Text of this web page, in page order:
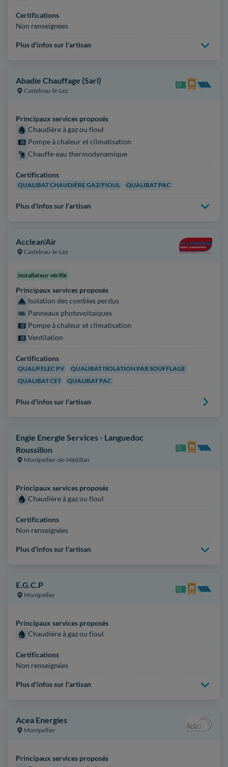
Certifications
Non renseignées
Plus d'infos sur l'artisan
Abadie Chauffage (Sarl)
Castelnau-le-Lez
Principaux services proposés
Chaudière à gaz ou fioul
Pompe à chaleur et climatisation
Chauffe-eau thermodynamique
Certifications
QUALIBAT CHAUDIÈRE GAZ/FIOUL QUALIBAT PAC
Plus d'infos sur l'artisan
Acclean'Air
Castelnau-le-Lez
installateur vérifié
Principaux services proposés
Isolation des combles perdus
Panneaux photovoltaïques
Pompe à chaleur et climatisation
Ventilation
Certifications
QUALIFELEC PV
QUALIBAT ISOLATION PAR SOUFFLAGE
QUALIBAT CET
QUALIBAT PAC
Plus d'infos sur l'artisan
Engie Energie Services - Languedoc
Roussillon
Montpellier-de-Médillan
Principaux services proposés
Chaudière à gaz ou fioul
Certifications
Non renseignées
Plus d'infos sur l'artisan
E.G.C.P
Montpellier
Principaux services proposés
Chaudière à gaz ou fioul
Certifications
Non renseignées
Plus d'infos sur l'artisan
Acea Energies
Montpellier
Principaux services proposés